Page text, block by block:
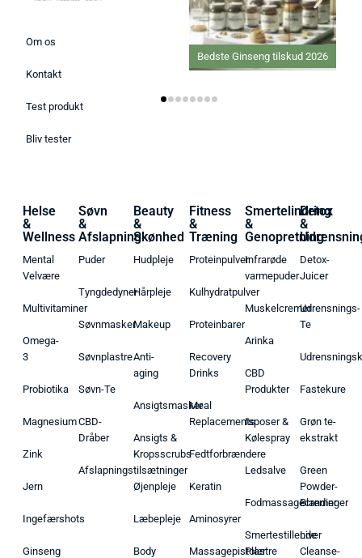
Om os
Kontakt
Test produkt
Bliv tester
Bedste Ginseng tilskud 2026
Helse
&
Wellness
Mental
Velvære
Multivitaminer
Omega-
3
Probiotika
Magnesium
Zink
Jern
Ingefærshots
Ginseng
Søvn
&
Afslapning
Puder
Tyngdedyner
Søvnmasker
Søvnplastre
Søvn-Te
CBD-
Dråber
Afslapningstilsætninger
Beauty
&
Skønhed
Hudpleje
Hårpleje
Makeup
Anti-
aging
Ansigtsmasker
Ansigts &
Kropsscrubs
Øjenpleje
Læbepleje
Body
Fitness
&
Træning
Proteinpulver
Kulhydratpulver
Proteinbarer
Recovery
Drinks
Meal
Replacements
Fedtforbrændere
Keratin
Aminosyrer
Massagepistoler
Smertelindring
&
Genopretning
Infrarøde
varmepuder
Muskelcremer
Arinka
CBD
Produkter
Isposer &
Kølespray
Ledsalve
Fodmassagecremer
Smertestillende
Plastre
Detox
&
Detox-
Juicer
Udrensnings-
Te
Fastekure
Grøn te-
ekstrakt
Green
Powder-
Blandinger
Liver
Cleanse-